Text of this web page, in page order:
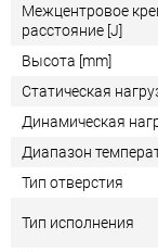
Межцентровое
расстояние [J]
Высота [mm]
Статическая
Динамическая
Диапазон
Тип отверстия
Тип исполнения